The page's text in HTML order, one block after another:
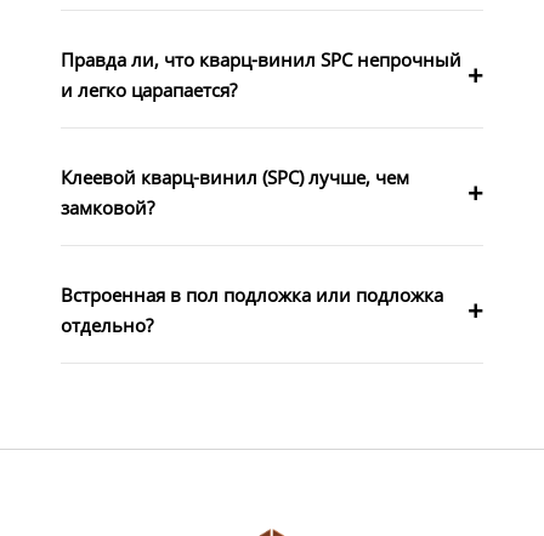
Правда ли, что кварц-винил SPC непрочный
и легко царапается?
Клеевой кварц-винил (SPC) лучше, чем
замковой?
Встроенная в пол подложка или подложка
отдельно?